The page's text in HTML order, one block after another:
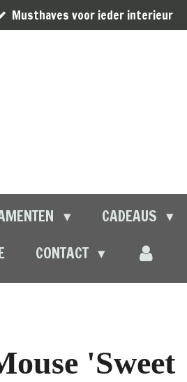
Musthaves voor ieder interieur
CADEAUS
CONTACT
'Sweet